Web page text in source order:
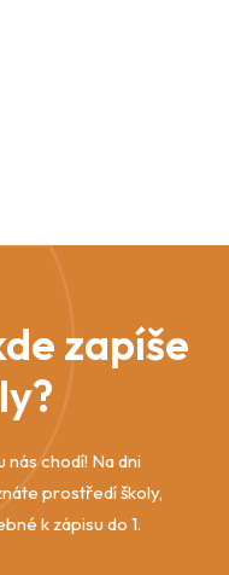
zapíše
chodí! Na dni
prostředí školy,
k zápisu do 1.